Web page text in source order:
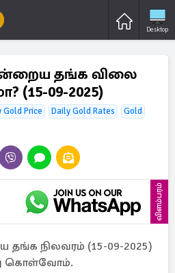
Desktop
தங்க விலை
(15-09-2025)
Gold Price Daily Gold Rates
Gold
விளம்பரம்
நிலவரம் (15-09-2025)
கொள்வோம்.